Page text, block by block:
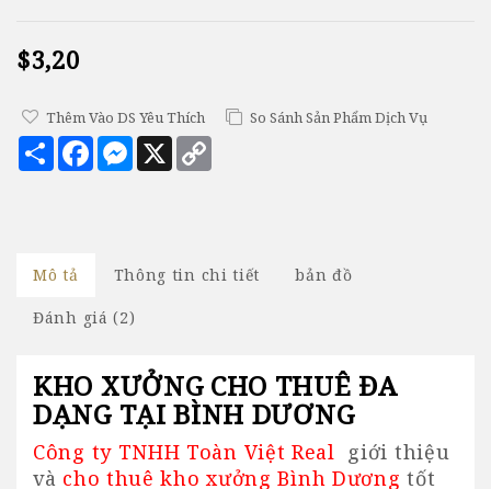
$3,20
Thêm Vào DS Yêu Thích So Sánh Sản Phẩm Dịch Vụ
Chia
sẻ
FacebookMessenger
X
Mô tả Thông tin chi tiết bản đồ
Đánh giá (2)
KHO XƯỞNG CHO THUÊ ĐA
DẠNG TẠI BÌNH DƯƠNG
Công ty TNHH Toàn Việt Real giới thiệu
và cho thuê kho xưởng Bình Dương tốt